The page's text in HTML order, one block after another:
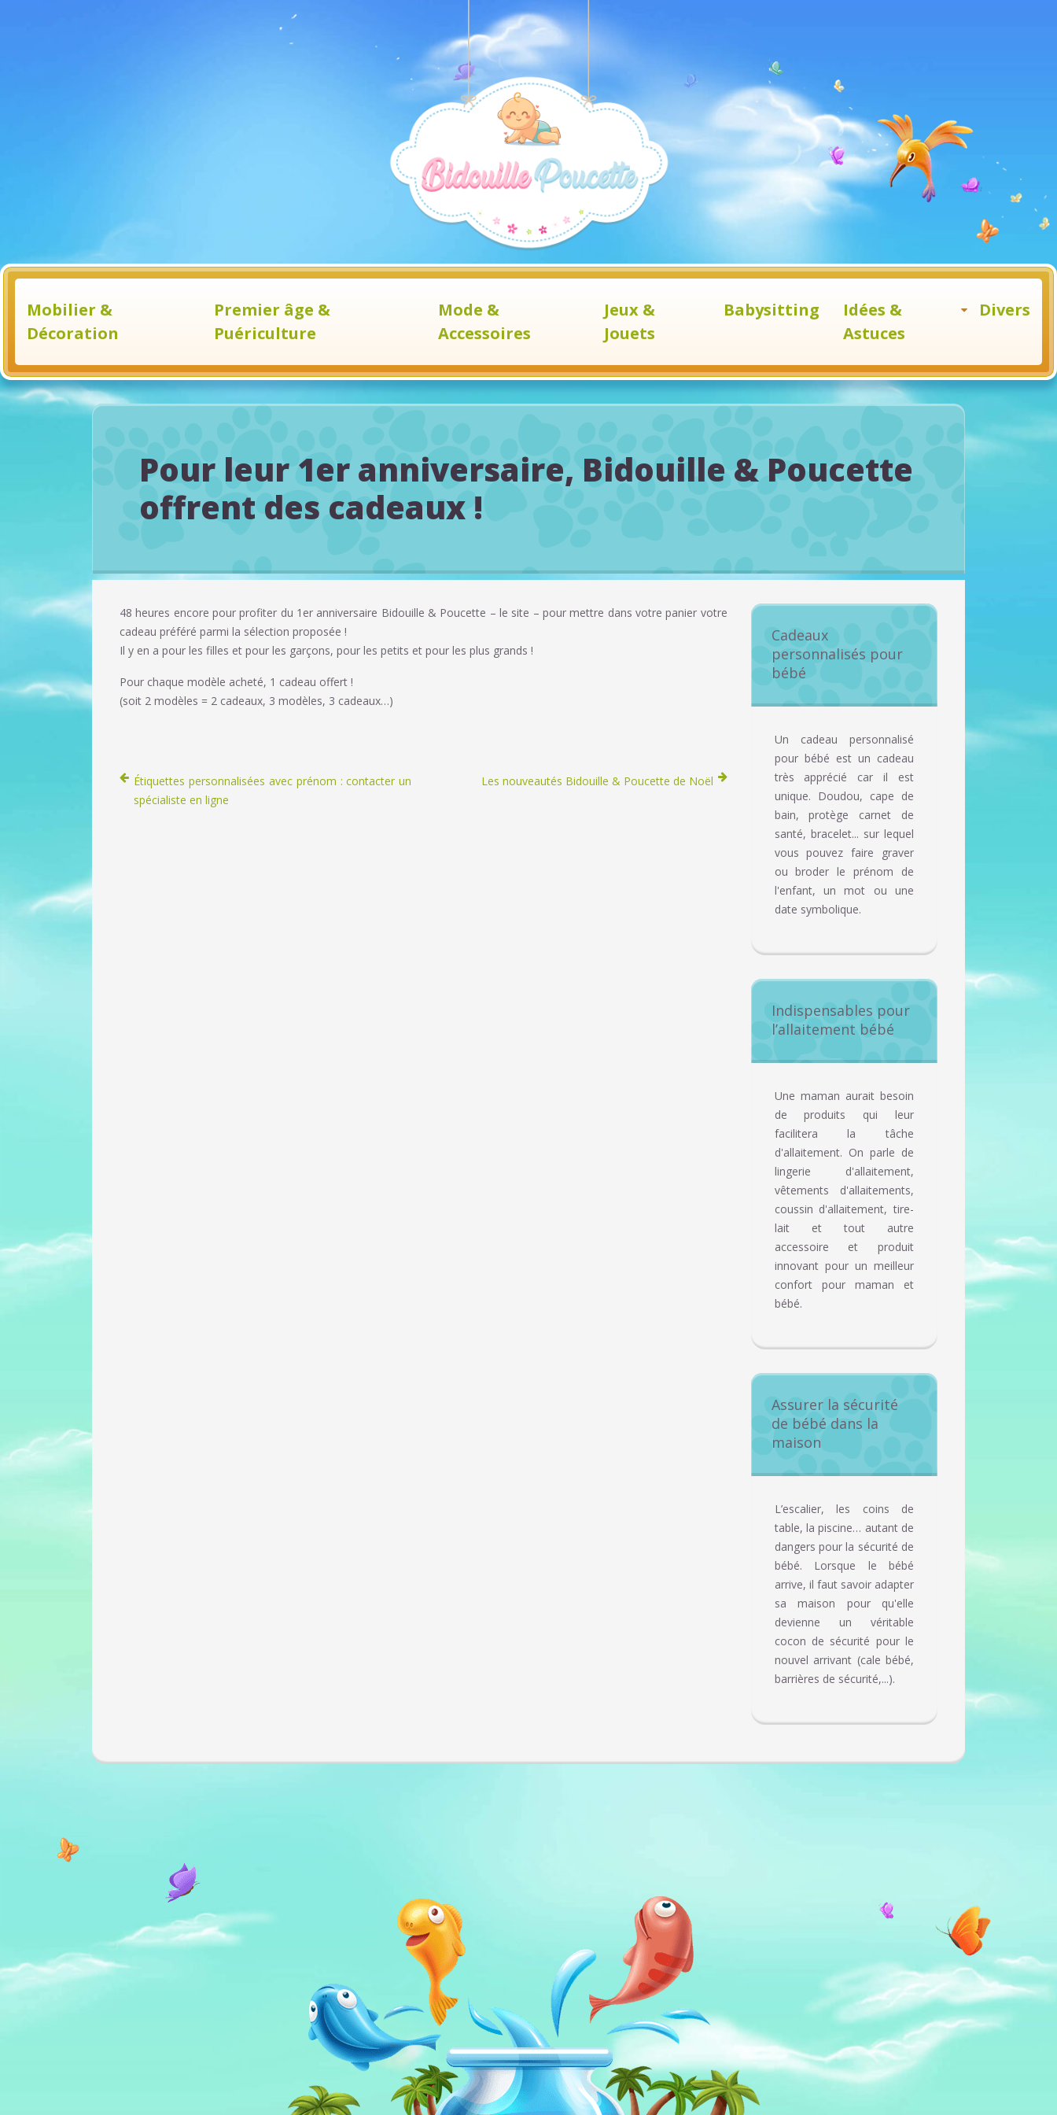
Mobilier &
Décoration
Premier âge &
Puériculture
Mode &
Accessoires
Jeux &
Jouets
Babysitting
Idées &
Astuces
Divers
Pour leur 1er anniversaire, Bidouille & Poucette
offrent des cadeaux !
48 heures encore pour profiter du 1er anniversaire Bidouille & Poucette – le site – pour mettre dans votre panier votre
cadeau préféré parmi la sélection proposée !
Il y en a pour les filles et pour les garçons, pour les petits et pour les plus grands !
Pour chaque modèle acheté, 1 cadeau offert !
(soit 2 modèles = 2 cadeaux, 3 modèles, 3 cadeaux…)
Étiquettes personnalisées avec prénom : contacter un
spécialiste en ligne
Les nouveautés Bidouille & Poucette de Noël
Cadeaux
personnalisés pour
bébé
Un cadeau personnalisé
pour bébé est un cadeau
très apprécié car il est
unique. Doudou, cape de
bain, protège carnet de
santé, bracelet... sur lequel
vous pouvez faire graver
ou broder le prénom de
l'enfant, un mot ou une
date symbolique.
Indispensables pour
l’allaitement bébé
Une maman aurait besoin
de produits qui leur
facilitera la tâche
d'allaitement. On parle de
lingerie d'allaitement,
vêtements d'allaitements,
coussin d'allaitement, tire-
lait et tout autre
accessoire et produit
innovant pour un meilleur
confort pour maman et
bébé.
Assurer la sécurité
de bébé dans la
maison
L’escalier, les coins de
table, la piscine… autant de
dangers pour la sécurité de
bébé. Lorsque le bébé
arrive, il faut savoir adapter
sa maison pour qu'elle
devienne un véritable
cocon de sécurité pour le
nouvel arrivant (cale bébé,
barrières de sécurité,...).